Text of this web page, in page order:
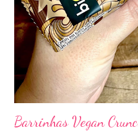
Barrinhas Vegan